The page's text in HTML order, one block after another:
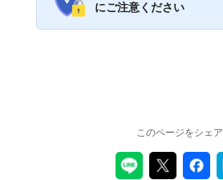
にご注意ください
このページをシェア